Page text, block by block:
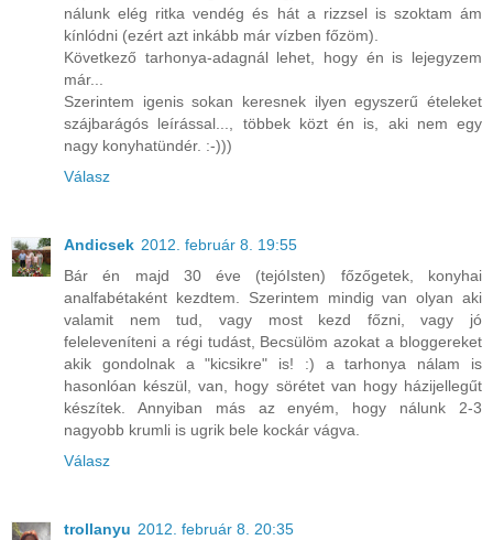
nálunk elég ritka vendég és hát a rizzsel is szoktam ám
kínlódni (ezért azt inkább már vízben főzöm).
Következő tarhonya-adagnál lehet, hogy én is lejegyzem
már...
Szerintem igenis sokan keresnek ilyen egyszerű ételeket
szájbarágós leírással..., többek közt én is, aki nem egy
nagy konyhatündér. :-)))
Válasz
Andicsek 2012. február 8. 19:55
Bár én majd 30 éve (tejóIsten) főzőgetek, konyhai
analfabétaként kezdtem. Szerintem mindig van olyan aki
valamit nem tud, vagy most kezd főzni, vagy jó
feleleveníteni a régi tudást, Becsülöm azokat a bloggereket
akik gondolnak a "kicsikre" is! :) a tarhonya nálam is
hasonlóan készül, van, hogy sörétet van hogy házijellegűt
készítek. Annyiban más az enyém, hogy nálunk 2-3
nagyobb krumli is ugrik bele kockár vágva.
Válasz
trollanyu 2012. február 8. 20:35